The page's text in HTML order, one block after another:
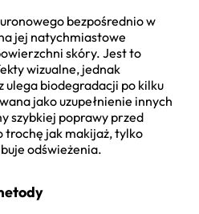
bezpośrednio w
jej natychmiastowe
skóry. Jest to
wizualne, jednak
ulega biodegradacji po kilku
jako uzupełnienie innych
szybkiej poprawy przed
trochę jak makijaż, tylko
odświeżenia.